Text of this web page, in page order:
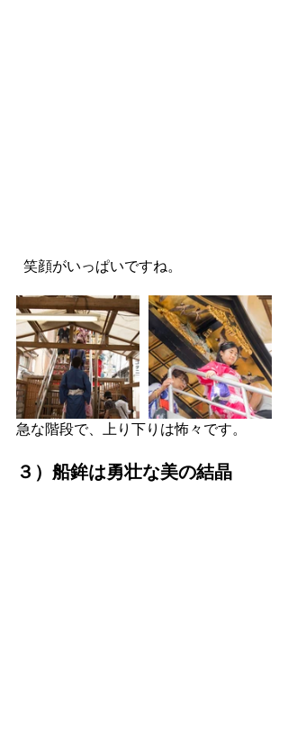
笑顔がいっぱいですね。
急な階段で、上り下りは怖々です。
３）船鉾は勇壮な美の結晶